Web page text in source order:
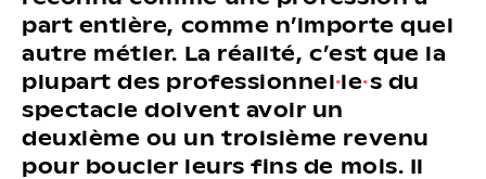
part entière, comme n’importe quel
autre métier. La réalité, c’est que la
plupart des professionnel·le·s du
spectacle doivent avoir un
deuxième ou un troisième revenu
pour boucler leurs fins de mois. Il